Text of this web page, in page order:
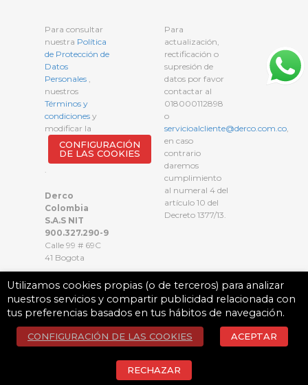
Para consultar
nuestra Política
de Protección de
Datos
Personales ,
nuestros
Términos y
condiciones y
modificar la
CONFIGURACIÓN
DE LAS COOKIES
.
Derco
Colombia
S.A.S NIT
900.327.290-9
Calle 99 # 69C
41 Bogota
Para
actualización,
rectificación o
supresión de
datos por favor
contactar al
018000112898
o
servicioalcliente@derco.com.co,
en caso
contrario
daremos
cumplimiento
al numeral 4 del
artículo 10 del
Decreto 1377/13.
Utilizamos cookies propias (o de terceros) para analizar
nuestros servicios y compartir publicidad relacionada con
tus preferencias basados en tus hábitos de navegación.
CONFIGURACIÓN DE LAS COOKIES ACEPTAR
RECHAZAR
© 2023 Derco SpA. Todos los derechos reservados.